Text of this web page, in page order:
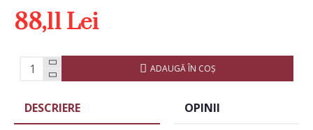
88,11 Lei
ADAUGĂ ÎN COŞ
DESCRIERE OPINII